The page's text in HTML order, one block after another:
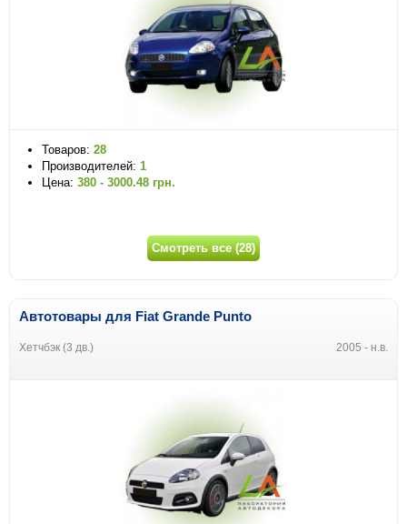
Товаров: 28
Производителей: 1
Цена: 380 - 3000.48 грн.
Смотреть все (28)
Автотовары для Fiat Grande Punto
Хетчбэк (3 дв.) 2005 - н.в.